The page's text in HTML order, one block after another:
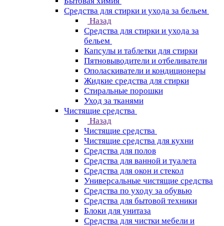
Средства для стирки и ухода за бельем
Назад
Средства для стирки и ухода за
бельем
Капсулы и таблетки для стирки
Пятновыводители и отбеливатели
Ополаскиватели и кондиционеры
Жидкие средства для стирки
Стиральные порошки
Уход за тканями
Чистящие средства
Назад
Чистящие средства
Чистящие средства для кухни
Средства для полов
Средства для ванной и туалета
Средства для окон и стекол
Универсальные чистящие средства
Средства по уходу за обувью
Средства для бытовой техники
Блоки для унитаза
Средства для чистки мебели и